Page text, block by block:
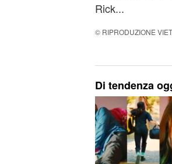
Rick...
© RIPRODUZIONE
Di tendenza